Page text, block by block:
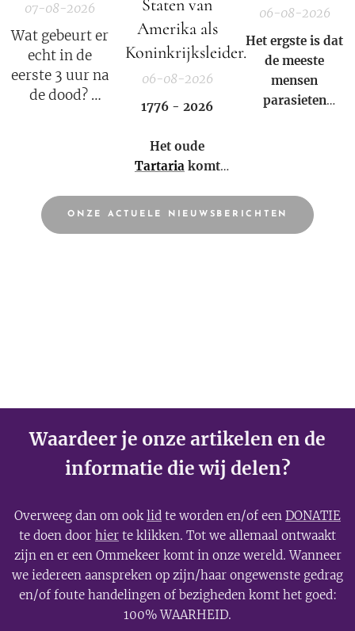
07-08-2026
Wat gebeurt er
echt in de
eerste 3 uur na
de dood?
Staten van
Amerika als
Koninkrijksleider.
06-08-2026
1776 - 2026
Het oude
Tartaria komt
06-08-2026
Het ergste is dat
de meeste
mensen
parasieten
ONZE ACTUELE NIEUWSBERICHTEN
Waardeer je onze artikelen en de
informatie die wij delen?
Overweeg dan om ooklid te worden en/of een DONATIE
te doen door hier te klikken. Tot we allemaal ontwaakt
zijn en er een Ommekeer komt in onze wereld. Wanneer
we iedereen aanspreken op zijn/haar ongewenste gedrag
en/of foute handelingen of bezigheden komt het goed:
100% WAARHEID.